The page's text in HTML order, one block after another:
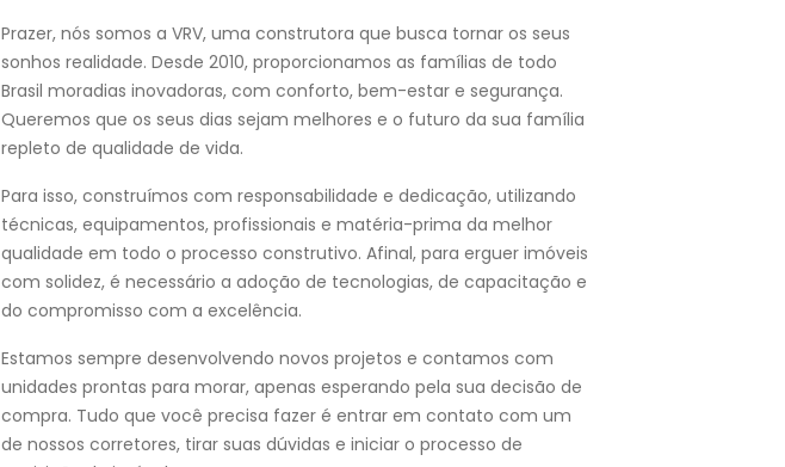
Prazer, nós somos a VRV, uma construtora que busca tornar os seus
sonhos realidade. Desde 2010, proporcionamos as famílias de todo
Brasil moradias inovadoras, com conforto, bem-estar e segurança.
Queremos que os seus dias sejam melhores e o futuro da sua família
repleto de qualidade de vida.
Para isso, construímos com responsabilidade e dedicação, utilizando
técnicas, equipamentos, profissionais e matéria-prima da melhor
qualidade em todo o processo construtivo. Afinal, para erguer imóveis
com solidez, é necessário a adoção de tecnologias, de capacitação e
do compromisso com a excelência.
Estamos sempre desenvolvendo novos projetos e contamos com
unidades prontas para morar, apenas esperando pela sua decisão de
compra. Tudo que você precisa fazer é entrar em contato com um
de nossos corretores, tirar suas dúvidas e iniciar o processo de